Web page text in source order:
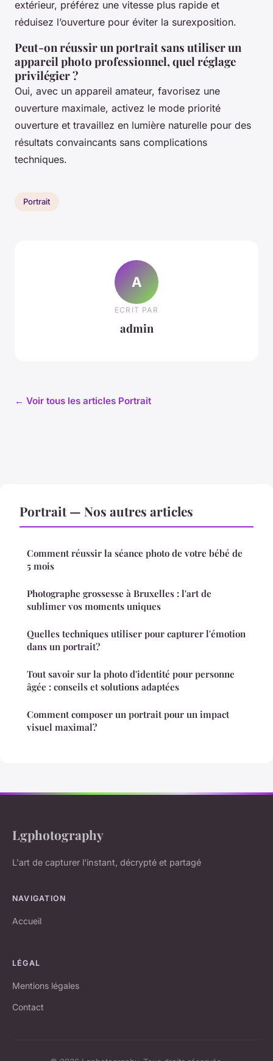
extérieur, préférez une vitesse plus rapide et
réduisez l’ouverture pour éviter la surexposition.
Peut-on réussir un portrait sans utiliser un
appareil photo professionnel, quel réglage
privilégier ?
Oui, avec un appareil amateur, favorisez une
ouverture maximale, activez le mode priorité
ouverture et travaillez en lumière naturelle pour des
résultats convaincants sans complications
techniques.
Portrait
A
ECRIT PAR
admin
← Voir tous les articles Portrait
Portrait — Nos autres articles
Comment réussir la séance photo de votre bébé de
5 mois
Photographe grossesse à Bruxelles : l'art de
sublimer vos moments uniques
Quelles techniques utiliser pour capturer l'émotion
dans un portrait?
Tout savoir sur la photo d'identité pour personne
âgée : conseils et solutions adaptées
Comment composer un portrait pour un impact
visuel maximal?
Lgphotography
L'art de capturer l'instant, décrypté et partagé
NAVIGATION
Accueil
LÉGAL
Mentions légales
Contact